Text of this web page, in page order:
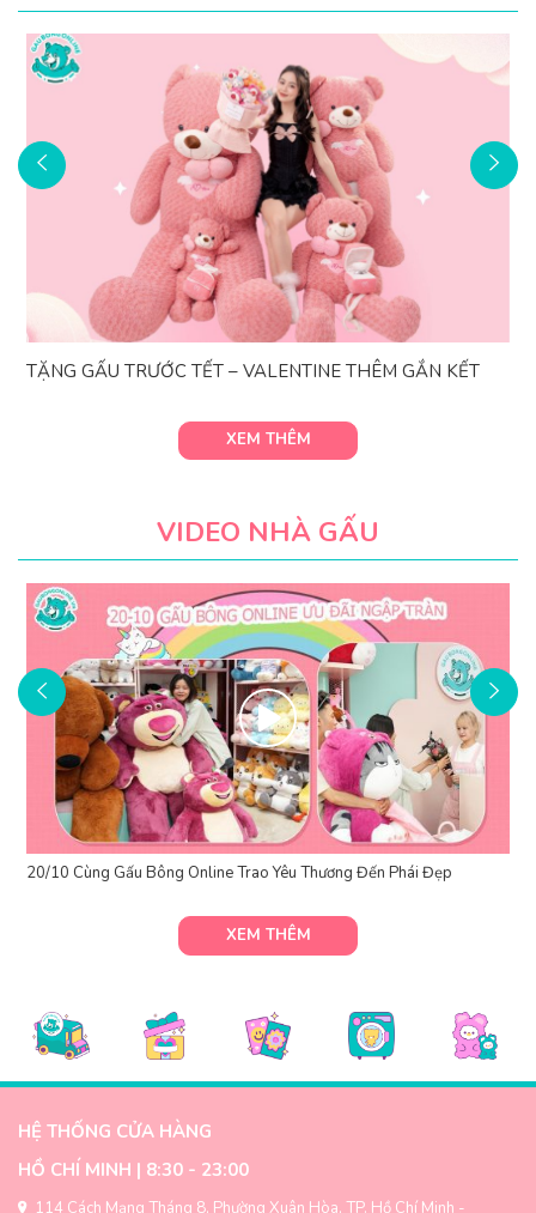
TẶNG GẤU TRƯỚC TẾT – VALENTINE THÊM GẮN KẾT
XEM THÊM
VIDEO NHÀ GẤU
20/10 Cùng Gấu Bông Online Trao Yêu Thương Đến Phái Đẹp
XEM THÊM
HỆ THỐNG CỬA HÀNG
HỒ CHÍ MINH | 8:30 - 23:00
114 Cách Mạng Tháng 8, Phường Xuân Hòa, TP. Hồ Chí Minh -